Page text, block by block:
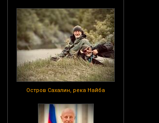
Остров Сахалин, река Найба